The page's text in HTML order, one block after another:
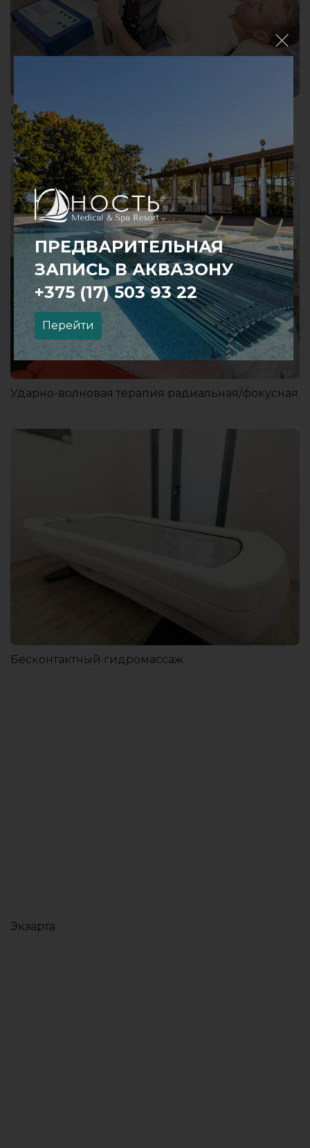
Импульсная интервальная вакуумная терапия
VACUMED
Ударно-волновая терапия радиальная/фокусная
Бесконтактный гидромассаж
Экзарта
ПРЕДВАРИТЕЛЬНАЯ
ЗАПИСЬ В АКВАЗОНУ
+375 (17) 503 93 22
Перейти